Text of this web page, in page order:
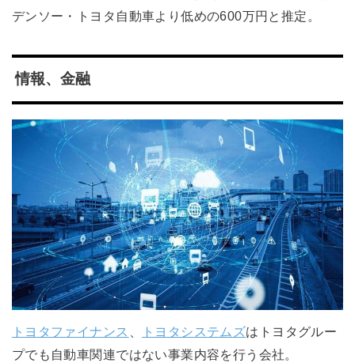
デンソー・トヨタ自動車より低めの600万円と推定。
情報、金融
トヨタファイナンス トヨタシステムズはトヨタグルー
プでも自動車関連ではない事業内容を行う会社。